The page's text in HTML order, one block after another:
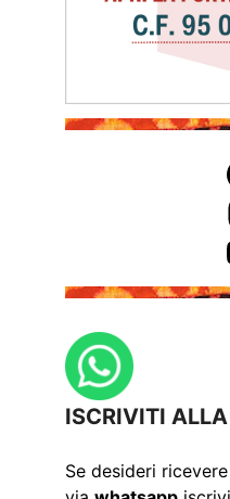
ISCRIVITI
Se desideri